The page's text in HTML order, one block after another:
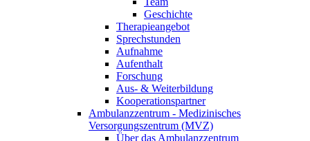
Geschichte
Therapieangebot
Sprechstunden
Aufnahme
Aufenthalt
Forschung
Aus- & Weiterbildung
Kooperationspartner
Ambulanzzentrum - Medizinisches
Versorgungszentrum (MVZ)
Über das Ambulanzzentrum